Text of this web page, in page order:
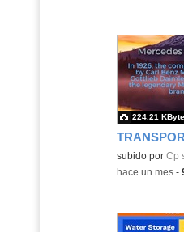
Contenido
subido por Cp
224.21
-hace un mes-